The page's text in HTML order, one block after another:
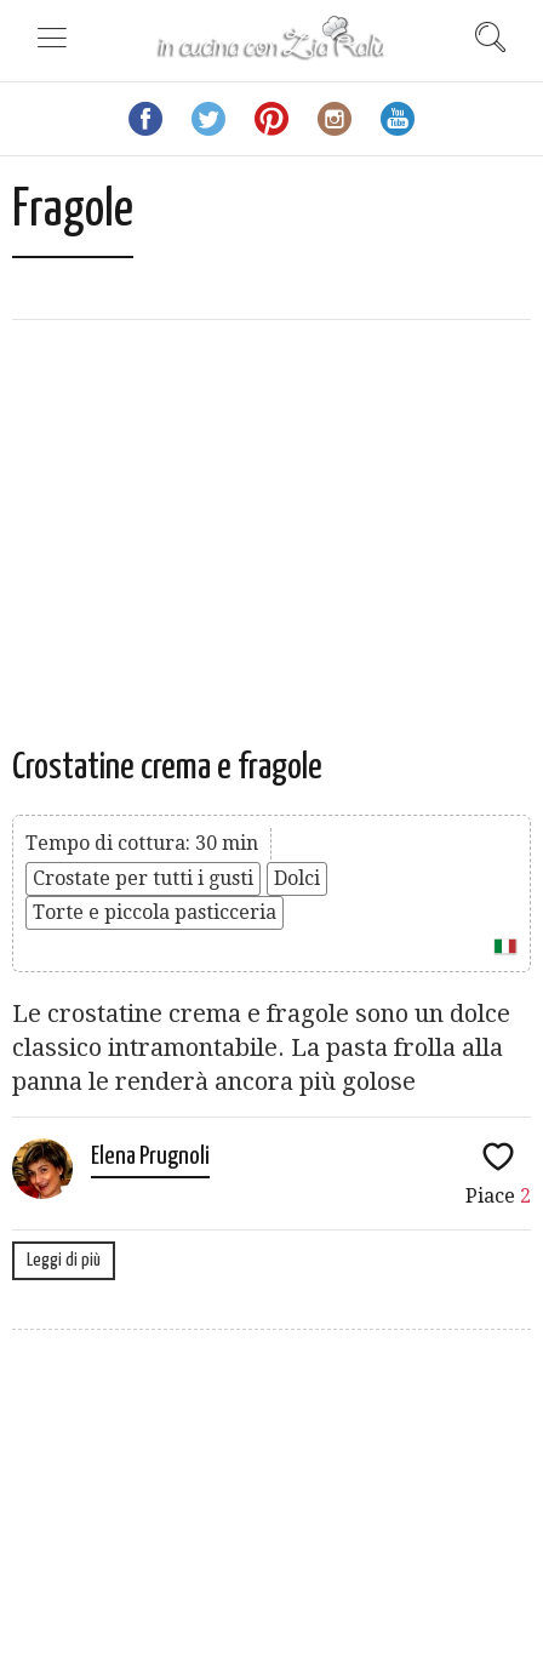
Fragole
Crostatine crema e fragole
Tempo di cottura: 30 min
Crostate per tutti i gusti
Dolci
Torte e piccola pasticceria
Le crostatine crema e fragole sono un dolce
classico intramontabile. La pasta frolla alla
panna le renderà ancora più golose
Elena Prugnoli
Piace 2
Leggi di più